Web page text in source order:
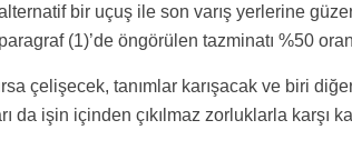
bir uçuş ile son varış yerlerine
paragraf (1)’de öngörülen tazminatı %50
çelişecek, tanımlar karışacak ve biri
da işin içinden çıkılmaz zorluklarla karşı